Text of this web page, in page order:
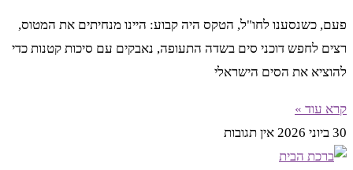
פעם, כשנסענו לחו"ל, הטקס היה קבוע: היינו מנחיתים את המטוס,
רצים לחפש דוכני סים בשדה התעופה, נאבקים עם סיכות קטנות כדי
להוציא את הסים הישראלי
קרא עוד »
30 ביוני 2026
אין תגובות